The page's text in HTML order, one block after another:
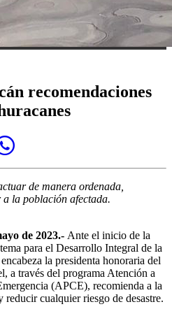
recomendaciones
de manera ordenada,
la población afectada.
de 2023.- Ante el inicio de la
para el Desarrollo Integral de la
la presidenta honoraria del
a través del programa Atención a
(APCE), recomienda a la
cualquier riesgo de desastre.